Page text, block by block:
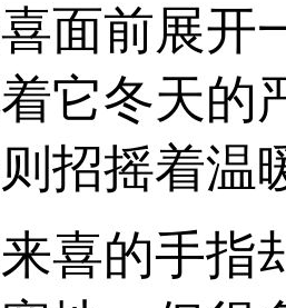
面前展
它冬天的
招摇着温
喜的手指